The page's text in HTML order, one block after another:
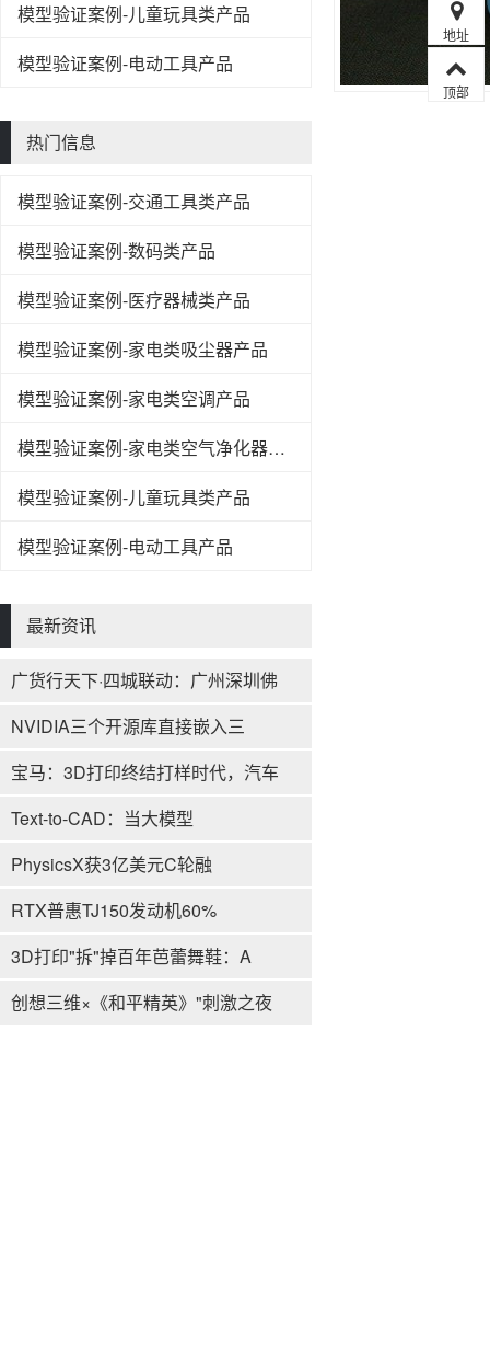
模型验证案例-儿童玩具类产品
模型验证案例-电动工具产品
热门信息
模型验证案例-交通工具类产品
模型验证案例-数码类产品
模型验证案例-医疗器械类产品
模型验证案例-家电类吸尘器产品
模型验证案例-家电类空调产品
模型验证案例-家电类空气净化器产品
模型验证案例-儿童玩具类产品
模型验证案例-电动工具产品
最新资讯
广货行天下·四城联动：广州深圳佛
NVIDIA三个开源库直接嵌入三
宝马：3D打印终结打样时代，汽车
Text-to-CAD：当大模型
PhysicsX获3亿美元C轮融
RTX普惠TJ150发动机60%
3D打印"拆"掉百年芭蕾舞鞋：A
创想三维×《和平精英》"刺激之夜
地址
顶部